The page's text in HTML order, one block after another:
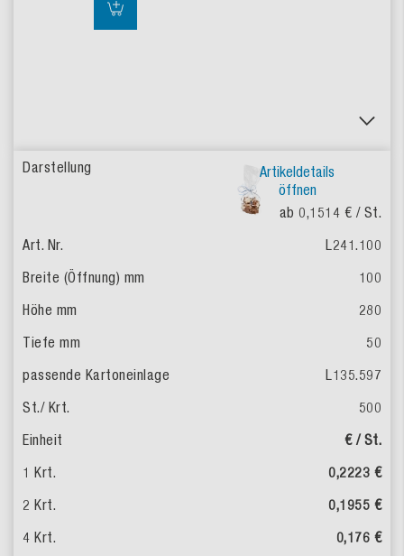
Artikeldetails
öffnen
ab 0,1514 € / St.
L241.100
100
280
50
L135.597
500
€ / St.
0,2223 €
0,1955 €
0,176 €